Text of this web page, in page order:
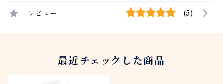
レビュー (5)
最近チェックした商品